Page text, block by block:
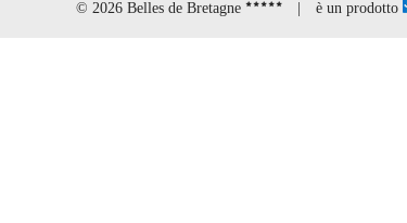
© 2026 Belles de Bretagne è un prodotto